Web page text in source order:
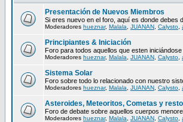
Presentación de Nuevos Miembros
Si eres nuevo en el foro, aquí es donde debes
Moderadores hueznar, Malala JUANAN Calysto
Principiantes & Iniciación
Foro para todos aquellos que esten iniciándose
Moderadores hueznar, Malala JUANAN Calysto
Sistema Solar
Foro sobre todo lo relacionado con nuestro
Moderadores hueznar, Malala JUANAN Calysto
Asteroides, Meteoritos, Cometas y
Foro de debate sobre aquellos cuerpos
Moderadores hueznar, Malala JUANAN Calysto